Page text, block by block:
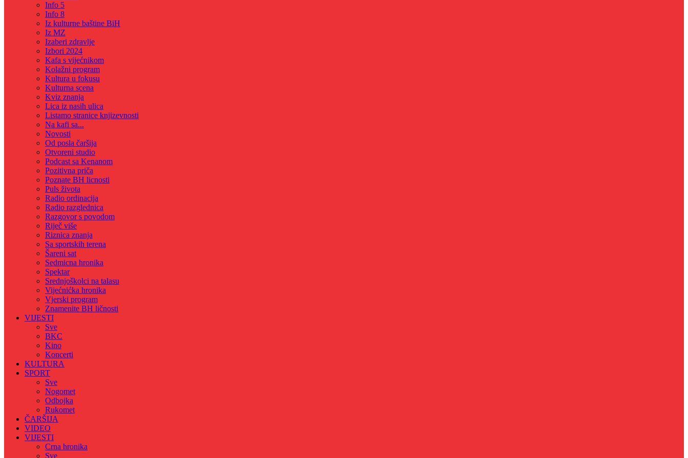
Info 5
Info 8
Iz kulturne baštine BiH
Iz MZ
Izaberi zdravlje
Izbori 2024
Kafa s vijećnikom
Kolažni program
Kultura u fokusu
Kulturna scena
Kviz znanja
Lica iz nasih ulica
Listamo stranice knjizevnosti
Na kafi sa...
Novosti
Od posla čaršija
Otvoreni studio
Podcast sa Kenanom
Pozitivna priča
Poznate BH licnosti
Puls života
Radio ordinacija
Radio razglednica
Razgovor s povodom
Riječ više
Riznica znanja
Sa sportskih terena
Šareni sat
Sedmicna hronika
Spektar
Srednjoškolci na talasu
Vijećnićka hronika
Vjerski program
Znamenite BH ličnosti
VIJESTI
Sve
BKC
Kino
Koncerti
KULTURA
SPORT
Sve
Nogomet
Odbojka
Rukomet
ČARŠIJA
VIDEO
VIJESTI
Crna hronika
Sve